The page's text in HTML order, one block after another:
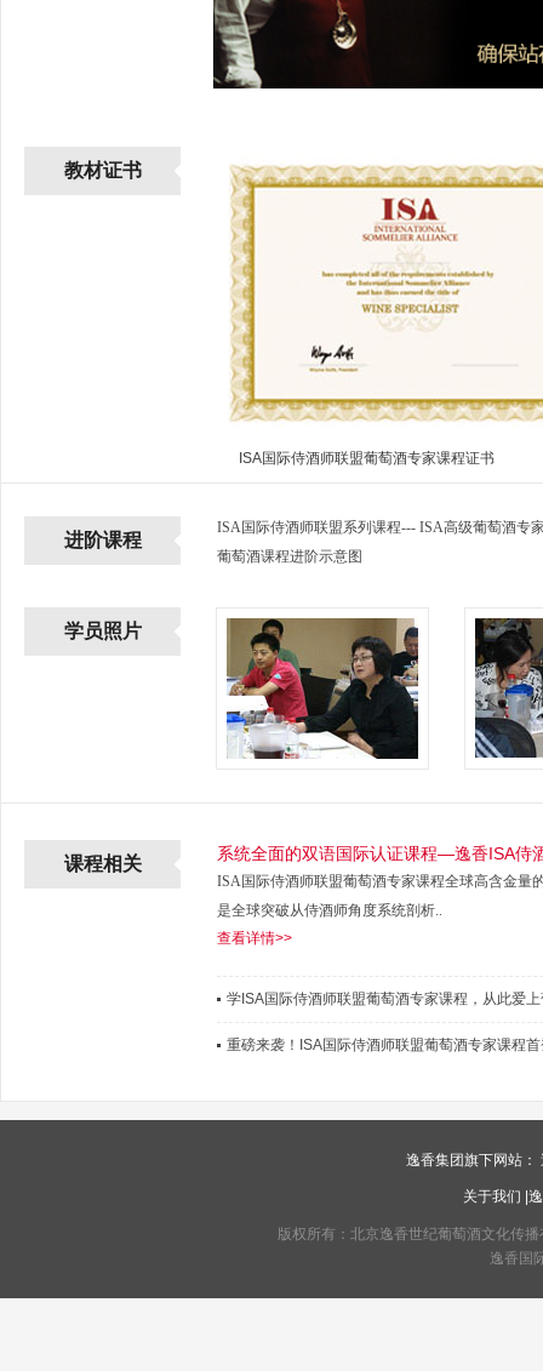
教材证书
ISA国际侍酒师联盟葡萄酒专家课程证书
进阶课程
ISA国际侍酒师联盟系列课程--- ISA高级葡萄酒专
葡萄酒课程进阶示意图
学员照片
课程相关 系统全面的双语国际认证课程—逸香ISA侍
ISA国际侍酒师联盟葡萄酒专家课程全球高含金量
是全球突破从侍酒师角度系统剖析..
查看详情>>
学ISA国际侍酒师联盟葡萄酒专家课程，从此爱
重磅来袭！ISA国际侍酒师联盟葡萄酒专家课程
逸香集团旗下网站：
关于我们 |
版权所有：北京逸香世纪葡萄酒文化传
逸香国